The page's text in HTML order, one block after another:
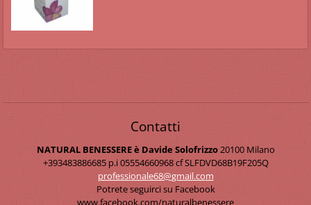
Contatti
NATURAL BENESSERE è Davide Solofrizzo20100 Milano
+393483886685 p.i 05554660968 cf SLFDVD68B19F205Q
professionale68@gmail.com
Potrete seguirci su Facebook
www.facebook.com/naturalbenessere